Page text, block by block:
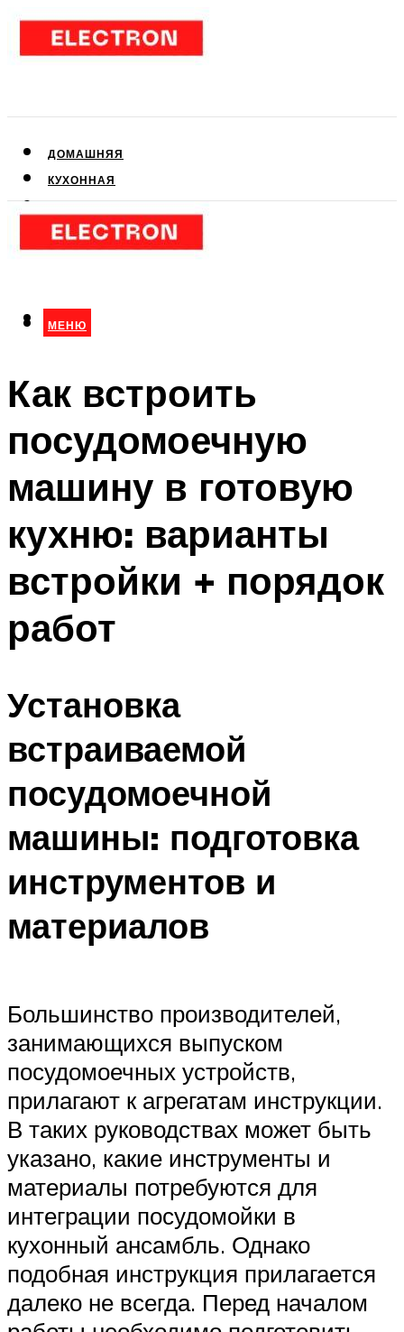
ДОМАШНЯЯ
КУХОННАЯ
КЛИМАТИЧЕСКАЯ
МЕНЮ
МЕНЮ
Как встроить
посудомоечную
машину в готовую
кухню: варианты
встройки + порядок
работ
Установка
встраиваемой
посудомоечной
машины: подготовка
инструментов и
материалов
Большинство производителей,
занимающихся выпуском
посудомоечных устройств,
прилагают к агрегатам инструкции.
В таких руководствах может быть
указано, какие инструменты и
материалы потребуются для
интеграции посудомойки в
кухонный ансамбль. Однако
подобная инструкция прилагается
далеко не всегда. Перед началом